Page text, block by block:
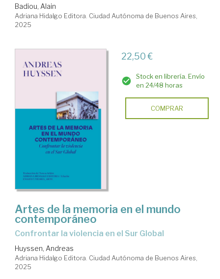
Badiou, Alain
Adriana Hidalgo Editora. Ciudad Autónoma de Buenos Aires,
2025
22,50 €
Stock en librería. Envío
en 24/48 horas
COMPRAR
Artes de la memoria en el mundo
contemporáneo
Confrontar la violencia en el Sur Global
Huyssen, Andreas
Adriana Hidalgo Editora. Ciudad Autónoma de Buenos Aires,
2025